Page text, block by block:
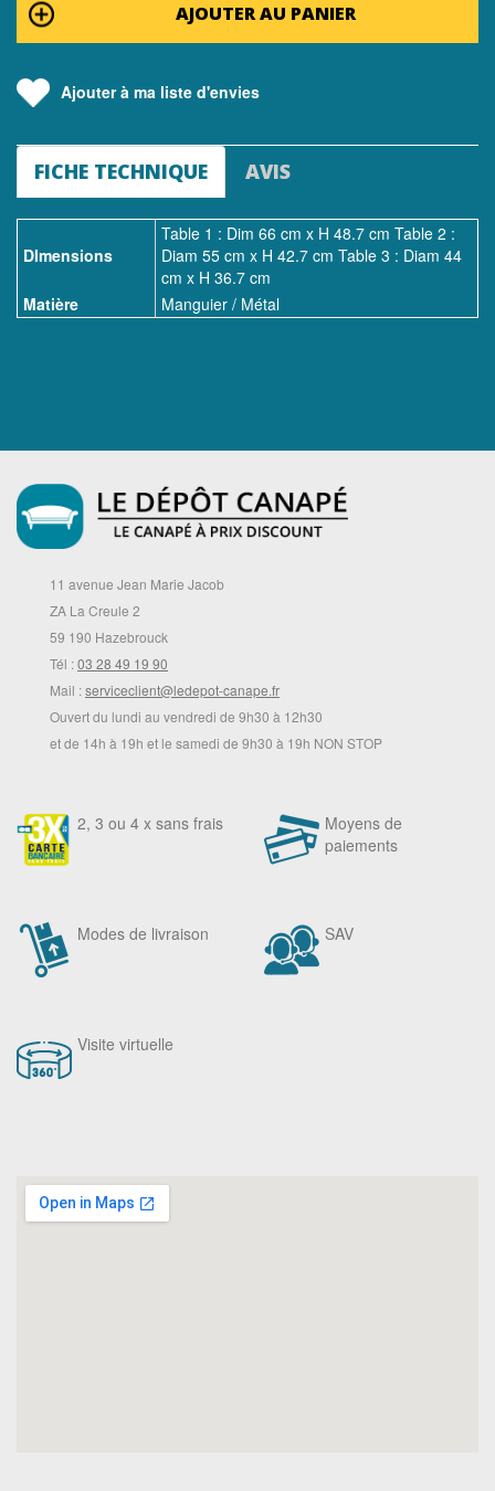
AJOUTER AU PANIER
Ajouter à ma liste d'envies
FICHE TECHNIQUE AVIS
DImensions
Table 1 : Dim 66 cm x H 48.7 cm Table 2 :
Diam 55 cm x H 42.7 cm Table 3 : Diam 44
cm x H 36.7 cm
Matière
Manguier / Métal
11 avenue Jean Marie Jacob
ZA La Creule 2
59 190 Hazebrouck
Tél :03 28 49 19 90
Mail :serviceclient@ledepot-canape.fr
Ouvert du lundi au vendredi de 9h30 à 12h30
et de 14h à 19h et le samedi de 9h30 à 19h NON STOP
2, 3 ou 4 x sans frais
Moyens de
paiements
Modes de livraison SAV
Visite virtuelle